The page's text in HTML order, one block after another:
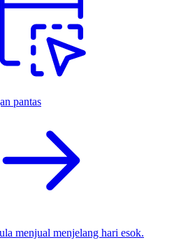
pantas
menjual menjelang hari esok.